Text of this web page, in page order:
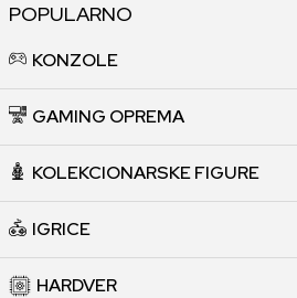
POPULARNO
KONZOLE
GAMING OPREMA
KOLEKCIONARSKE FIGURE
IGRICE
HARDVER